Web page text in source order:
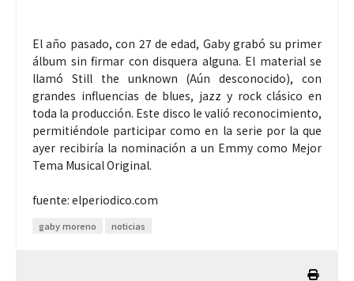
El año pasado, con 27 de edad, Gaby grabó su primer
álbum sin firmar con disquera alguna. El material se
llamó Still the unknown (Aún desconocido), con
grandes influencias de blues, jazz y rock clásico en
toda la producción. Este disco le valió reconocimiento,
permitiéndole participar como en la serie por la que
ayer recibiría la nominación a un Emmy como Mejor
Tema Musical Original.
fuente: elperiodico.com
gaby moreno noticias